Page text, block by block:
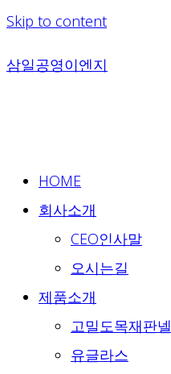
Skip to content
삼일공영이엔지
HOME
회사소개
CEO인사말
오시는길
제품소개
고밀도목재판넬
유글라스